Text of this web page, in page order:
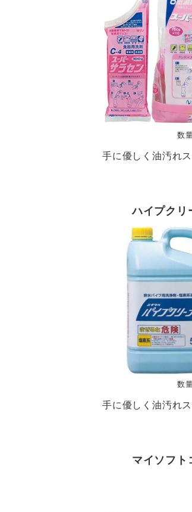
数
手に優しく油汚れス
ハイプクリ
数
手に優しく油汚れス
マイソフト